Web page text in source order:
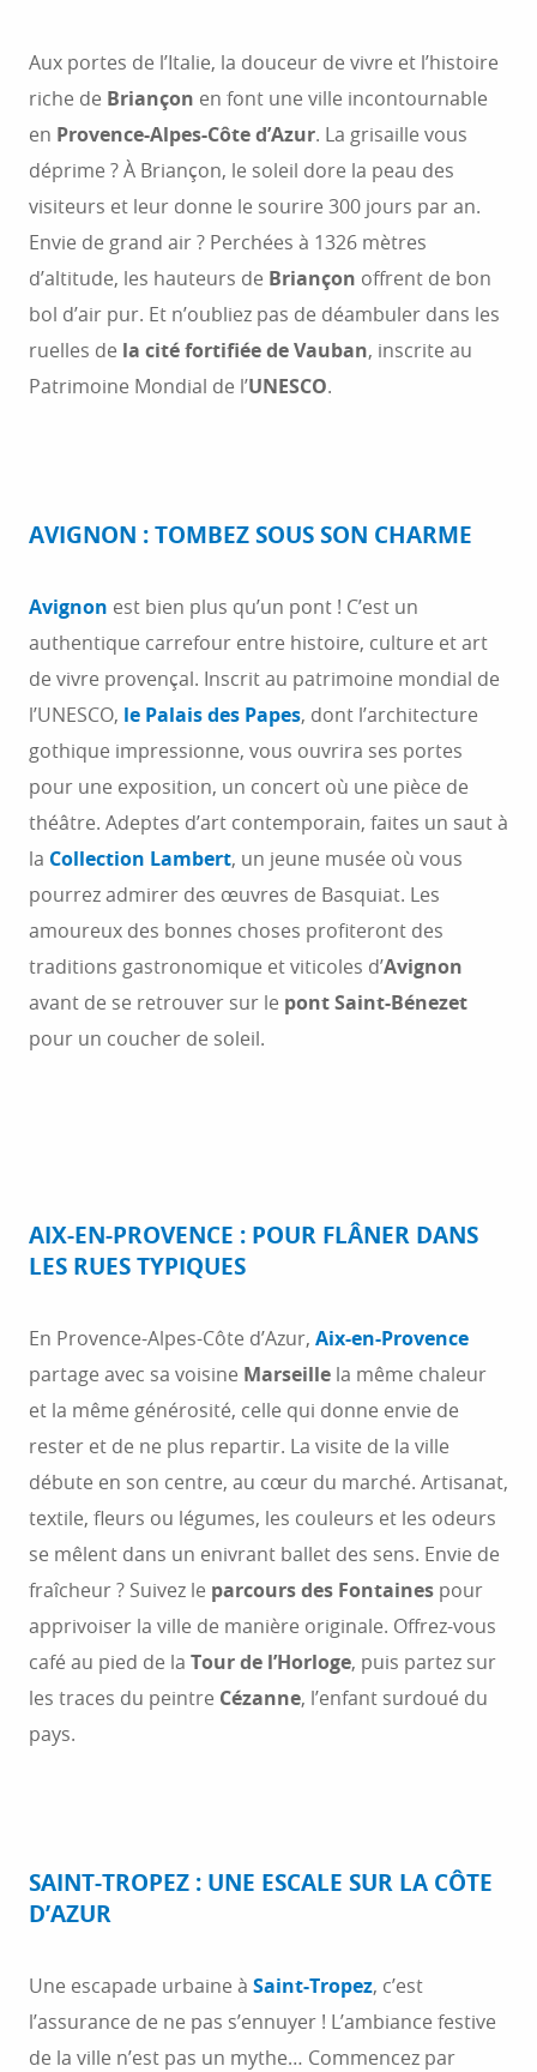
Aux portes de l’Italie, la douceur de vivre et l’histoire
riche de Briançon en font une ville incontournable
en Provence-Alpes-Côte d’Azur. La grisaille vous
déprime ? À Briançon, le soleil dore la peau des
visiteurs et leur donne le sourire 300 jours par an.
Envie de grand air ? Perchées à 1326 mètres
d’altitude, les hauteurs de Briançon offrent de bon
bol d’air pur. Et n’oubliez pas de déambuler dans les
ruelles de la cité fortifiée de Vauban, inscrite au
Patrimoine Mondial de l’UNESCO.
AVIGNON : TOMBEZ SOUS SON CHARME
Avignon est bien plus qu’un pont ! C’est un
authentique carrefour entre histoire, culture et art
de vivre provençal. Inscrit au patrimoine mondial de
l’UNESCO, le Palais des Papes, dont l’architecture
gothique impressionne, vous ouvrira ses portes
pour une exposition, un concert où une pièce de
théâtre. Adeptes d’art contemporain, faites un saut à
la Collection Lambert, un jeune musée où vous
pourrez admirer des œuvres de Basquiat. Les
amoureux des bonnes choses profiteront des
traditions gastronomique et viticoles d’Avignon
avant de se retrouver sur le pont Saint-Bénezet
pour un coucher de soleil.
AIX-EN-PROVENCE : POUR FLÂNER DANS
LES RUES TYPIQUES
En Provence-Alpes-Côte d’Azur, Aix-en-Provence
partage avec sa voisine Marseille la même chaleur
et la même générosité, celle qui donne envie de
rester et de ne plus repartir. La visite de la ville
débute en son centre, au cœur du marché. Artisanat,
textile, fleurs ou légumes, les couleurs et les odeurs
se mêlent dans un enivrant ballet des sens. Envie de
fraîcheur ? Suivez le parcours des Fontaines pour
apprivoiser la ville de manière originale. Offrez-vous
café au pied de la Tour de l’Horloge, puis partez sur
les traces du peintre Cézanne, l’enfant surdoué du
pays.
SAINT-TROPEZ : UNE ESCALE SUR LA CÔTE
D’AZUR
Une escapade urbaine à Saint-Tropez, c’est
l’assurance de ne pas s’ennuyer ! L’ambiance festive
de la ville n’est pas un mythe… Commencez par